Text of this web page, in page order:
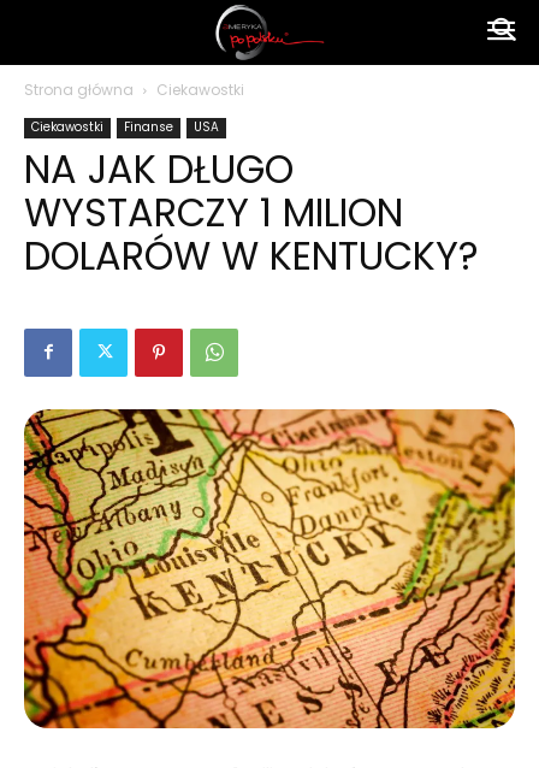
polsku
Strona główna Ciekawostki
Ciekawostki Finanse USA
NA JAK DŁUGO
WYSTARCZY 1 MILION
DOLARÓW W KENTUCKY?